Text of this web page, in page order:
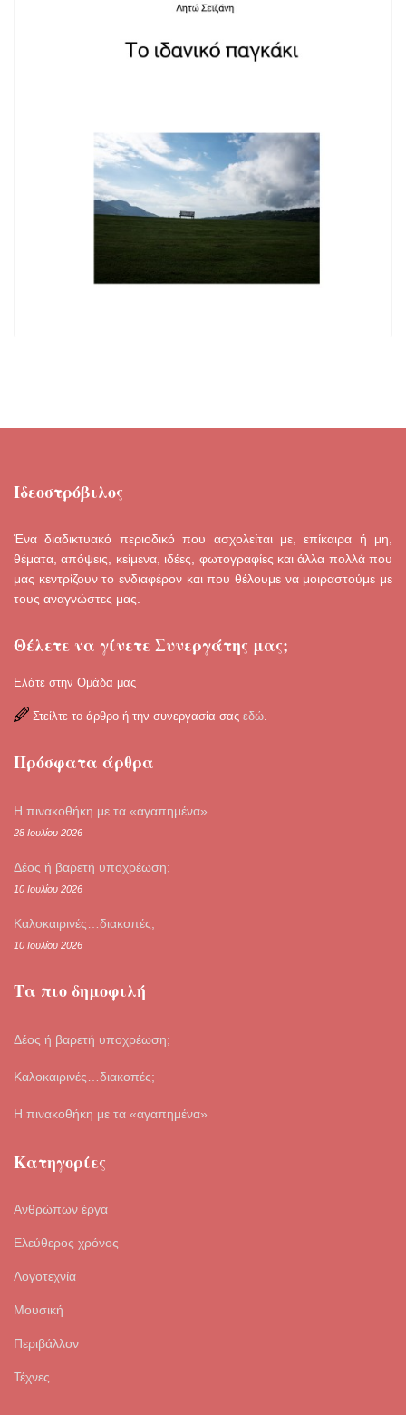
Ιδεοστρόβιλος
Ένα διαδικτυακό περιοδικό που ασχολείται με, επίκαιρα ή μη,
θέματα, απόψεις, κείμενα, ιδέες, φωτογραφίες και άλλα πολλά που
μας κεντρίζουν το ενδιαφέρον και που θέλουμε να μοιραστούμε με
τους αναγνώστες μας.
Θέλετε να γίνετε Συνεργάτης μας;
Ελάτε στην Ομάδα μας
Στείλτε το άρθρο ή την συνεργασία σας εδώ.
Πρόσφατα άρθρα
Η πινακοθήκη με τα «αγαπημένα»
28 Ιουλίου 2026
Δέος ή βαρετή υποχρέωση;
10 Ιουλίου 2026
Καλοκαιρινές…διακοπές;
10 Ιουλίου 2026
Τα πιο δημοφιλή
Δέος ή βαρετή υποχρέωση;
Καλοκαιρινές…διακοπές;
Η πινακοθήκη με τα «αγαπημένα»
Κατηγορίες
Ανθρώπων έργα
Ελεύθερος χρόνος
Λογοτεχνία
Μουσική
Περιβάλλον
Τέχνες